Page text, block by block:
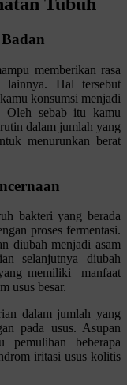
Tubuh
memberikan rasa
lainnya. Hal tersebut
konsumsi menjadi
Oleh sebab itu kamu
dalam jumlah yang
menurunkan berat
bakteri yang berada
proses fermentasi.
diubah menjadi asam
selanjutnya diubah
memiliki manfaat
usus besar.
dalam jumlah yang
pada usus. Asupan
pemulihan beberapa
iritasi usus kolitis